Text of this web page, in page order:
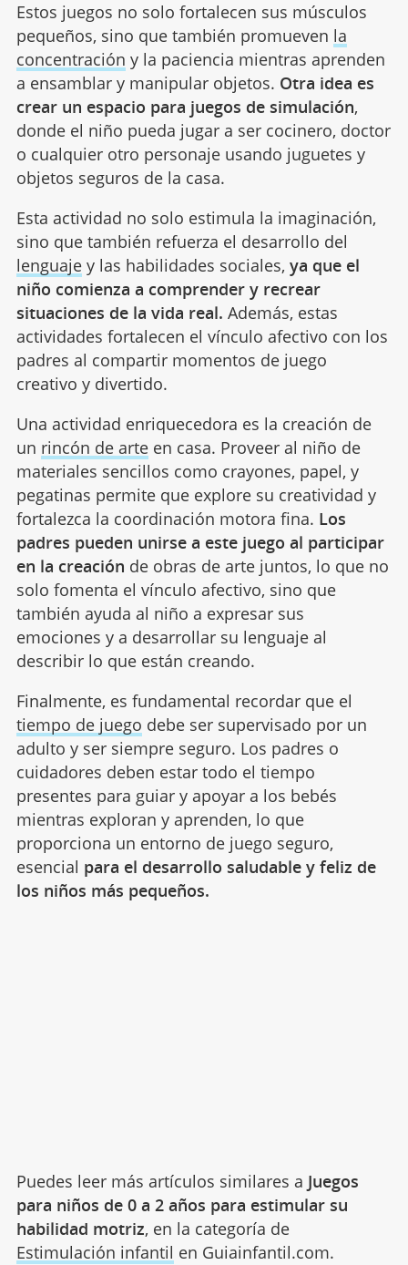
Estos juegos no solo fortalecen sus músculos
pequeños, sino que también promueven la
concentración y la paciencia mientras aprenden
a ensamblar y manipular objetos. Otra idea es
crear un espacio para juegos de simulación,
donde el niño pueda jugar a ser cocinero, doctor
o cualquier otro personaje usando juguetes y
objetos seguros de la casa.
Esta actividad no solo estimula la imaginación,
sino que también refuerza el desarrollo del
lenguajey las habilidades sociales, ya que el
niño comienza a comprender y recrear
situaciones de la vida real. Además, estas
actividades fortalecen el vínculo afectivo con los
padres al compartir momentos de juego
creativo y divertido.
Una actividad enriquecedora es la creación de
un rincón de arteen casa. Proveer al niño de
materiales sencillos como crayones, papel, y
pegatinas permite que explore su creatividad y
fortalezca la coordinación motora fina. Los
padres pueden unirse a este juego al participar
en la creación de obras de arte juntos, lo que no
solo fomenta el vínculo afectivo, sino que
también ayuda al niño a expresar sus
emociones y a desarrollar su lenguaje al
describir lo que están creando.
Finalmente, es fundamental recordar que el
tiempo de juego debe ser supervisado por un
adulto y ser siempre seguro. Los padres o
cuidadores deben estar todo el tiempo
presentes para guiar y apoyar a los bebés
mientras exploran y aprenden, lo que
proporciona un entorno de juego seguro,
esencial para el desarrollo saludable y feliz de
los niños más pequeños.
Puedes leer más artículos similares a Juegos
para niños de 0 a 2 años para estimular su
habilidad motriz, en la categoría de
Estimulación infantil en Guiainfantil.com.